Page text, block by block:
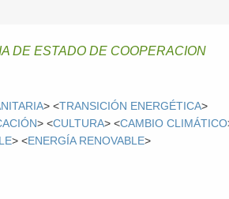
DE ESTADO DE COOPERACION
> <TRANSICIÓN ENERGÉTICA>
> <CULTURA> <CAMBIO CLIMÁTICO
> <ENERGÍA RENOVABLE>